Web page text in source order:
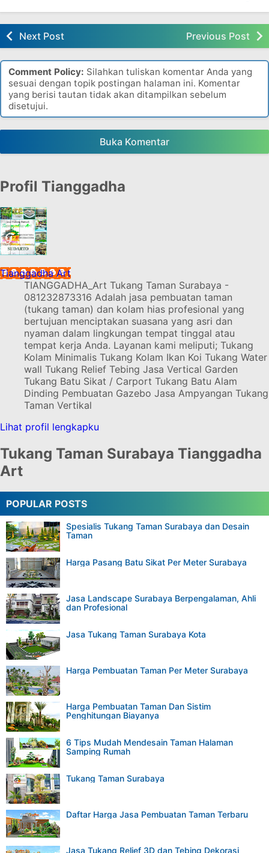
Next Post Previous Post
Comment Policy: Silahkan tuliskan komentar Anda yang
sesuai dengan topik postingan halaman ini. Komentar
yang berisi tautan tidak akan ditampilkan sebelum
disetujui.
Buka Komentar
Profil Tianggadha
Tianggadha Art
TIANGGADHA_Art Tukang Taman Surabaya -
081232873316 Adalah jasa pembuatan taman
(tukang taman) dan kolam hias profesional yang
bertujuan menciptakan suasana yang asri dan
nyaman dalam lingkungan tempat tinggal atau
tempat kerja Anda. Layanan kami meliputi; Tukang
Kolam Minimalis Tukang Kolam Ikan Koi Tukang Water
wall Tukang Relief Tebing Jasa Vertical Garden
Tukang Batu Sikat / Carport Tukang Batu Alam
Dinding Pembuatan Gazebo Jasa Ampyangan Tukang
Taman Vertikal
Lihat profil lengkapku
Tukang Taman Surabaya Tianggadha
Art
POPULAR POSTS
Spesialis Tukang Taman Surabaya dan Desain
Taman
Harga Pasang Batu Sikat Per Meter Surabaya
Jasa Landscape Surabaya Berpengalaman, Ahli
dan Profesional
Jasa Tukang Taman Surabaya Kota
Harga Pembuatan Taman Per Meter Surabaya
Harga Pembuatan Taman Dan Sistim
Penghitungan Biayanya
6 Tips Mudah Mendesain Taman Halaman
Samping Rumah
Tukang Taman Surabaya
Daftar Harga Jasa Pembuatan Taman Terbaru
Jasa Tukang Relief 3D dan Tebing Dekorasi